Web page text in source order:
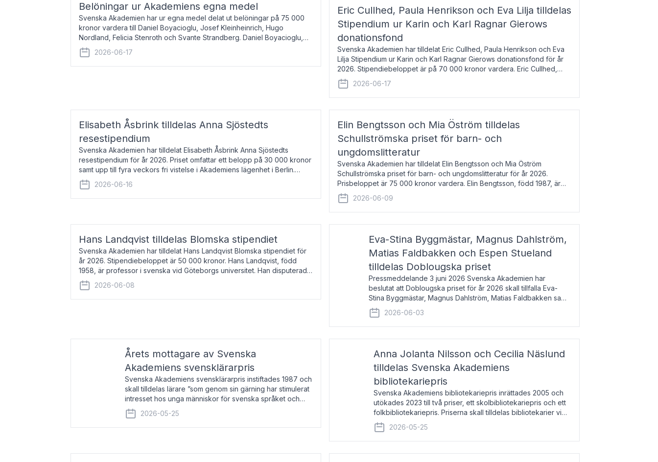
Belöningar ur Akademiens egna medel
Svenska Akademien har ur egna medel delat ut belöningar på 75 000
kronor vardera till Daniel Boyacioglu, Josef Kleinheinrich, Hugo
Nordland, Felicia Stenroth och Svante Strandberg. Daniel Boyacioglu,
född 1981, är poet och scenartist. Josef
2026-06-17
Eric Cullhed, Paula Henrikson och Eva Lilja tilldelas
Stipendium ur Karin och Karl Ragnar Gierows
donationsfond
Svenska Akademien har tilldelat Eric Cullhed, Paula Henrikson och Eva
Lilja Stipendium ur Karin och Karl Ragnar Gierows donationsfond för år
2026. Stipendiebeloppet är på 70 000 kronor vardera. Eric Cullhed,
född 1985, är professor i grekis
2026-06-17
Elisabeth Åsbrink tilldelas Anna Sjöstedts
resestipendium
Svenska Akademien har tilldelat Elisabeth Åsbrink Anna Sjöstedts
resestipendium för år 2026. Priset omfattar ett belopp på 30 000 kronor
samt upp till fyra veckors fri vistelse i Akademiens lägenhet i Berlin.
Elisabeth Åsbrink, född 1965 oc
2026-06-16
Elin Bengtsson och Mia Öström tilldelas
Schullströmska priset för barn- och
ungdomslitteratur
Svenska Akademien har tilldelat Elin Bengtsson och Mia Öström
Schullströmska priset för barn- och ungdomslitteratur för år 2026.
Prisbeloppet är 75 000 kronor vardera. Elin Bengtsson, född 1987, är
författare och forskare i genusvetenskap.
2026-06-09
Hans Landqvist tilldelas Blomska stipendiet
Svenska Akademien har tilldelat Hans Landqvist Blomska stipendiet för
år 2026. Stipendiebeloppet är 50 000 kronor. Hans Landqvist, född
1958, är professor i svenska vid Göteborgs universitet. Han disputerade
år 2000 på avhandlingen Författn
2026-06-08
Eva-Stina Byggmästar, Magnus Dahlström,
Matias Faldbakken och Espen Stueland
tilldelas Doblougska priset
Pressmeddelande 3 juni 2026 Svenska Akademien har
beslutat att Doblougska priset för år 2026 skall tillfalla Eva-
Stina Byggmästar, Magnus Dahlström, Matias Faldbakken samt
Espen Stueland. Prisbeloppet är 200 000 svenska kronor per
mottagare
2026-06-03
Årets mottagare av Svenska
Akademiens svensklärarpris
Svenska Akademiens svensklärarpris instiftades 1987 och
skall tilldelas lärare ”som genom sin gärning har stimulerat
intresset hos unga människor för svenska språket och
litteraturen”. Prisutdelning och samtal med pristagarna
äger rum under
2026-05-25
Anna Jolanta Nilsson och Cecilia Näslund
tilldelas Svenska Akademiens
bibliotekariepris
Svenska Akademiens bibliotekariepris inrättades 2005 och
utökades 2023 till två priser, ett skolbibliotekariepris och ett
folkbibliotekariepris. Priserna skall tilldelas bibliotekarier vid
svenska folk- och skolbibliotek som gjort värdefull
2026-05-25